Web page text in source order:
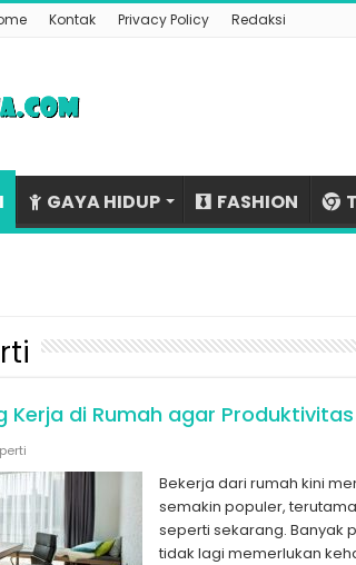
Kontak Privacy Policy Redaksi
GAYA HIDUP FASHION
Kerja di Rumah agar
Bekerja dari rumah kini
semakin populer,
seperti sekarang. Banyak
tidak lagi memerlukan